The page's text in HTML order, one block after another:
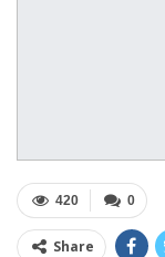
0
420
Share